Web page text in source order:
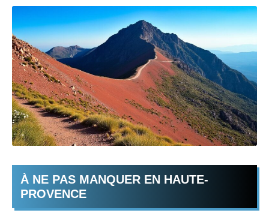
À NE PAS MANQUER EN HAUTE-
PROVENCE